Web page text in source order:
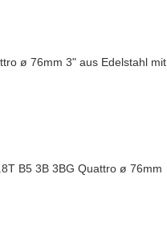
ø 76mm 3" aus Edelstahl mit
B5 3B 3BG Quattro ø 76mm